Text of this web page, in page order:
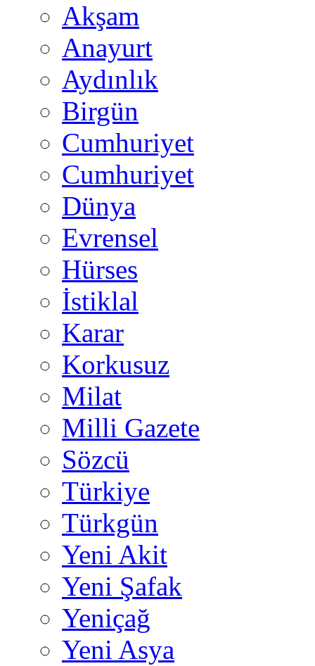
Akşam
Anayurt
Aydınlık
Birgün
Cumhuriyet
Cumhuriyet
Dünya
Evrensel
Hürses
İstiklal
Karar
Korkusuz
Milat
Milli Gazete
Sözcü
Türkiye
Türkgün
Yeni Akit
Yeni Şafak
Yeniçağ
Yeni Asya